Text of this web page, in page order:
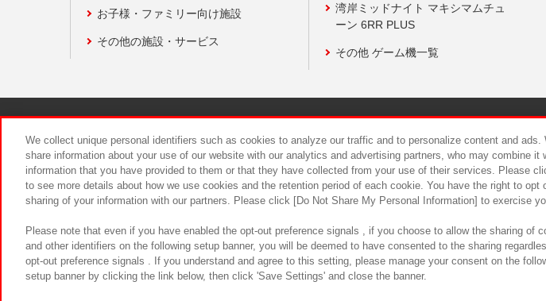
お子様・ファミリー向け施設
その他の施設・サービス
湾岸ミッドナイト マキシマムチュ
ーン 6RR PLUS
その他 ゲーム機一覧
食品のご提供について カスタマーハラスメン
We collect unique personal identifiers such as cookies to analyze our traffic and to personalize content and ads.
share information about your use of our website with our analytics and advertising partners, who may combine it
information that you have provided to them or that they have collected from your use of their services. Please
to see more details about how we use cookies and the retention period of each cookie. You have the right to opt
sharing of your information with our partners. Please click [Do Not Share My Personal Information] to exercise
Please note that even if you have enabled the opt-out preference signals , if you choose to allow the sharing of
and other identifiers on the following setup banner, you will be deemed to have consented to the sharing
opt-out preference signals . If you understand and agree to this setting, please manage your consent on the
setup banner by clicking the link below, then click 'Save Settings' and close the banner.